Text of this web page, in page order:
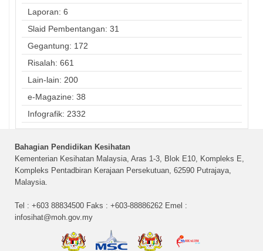
Laporan: 6
Slaid Pembentangan: 31
Gegantung: 172
Risalah: 661
Lain-lain: 200
e-Magazine: 38
Infografik: 2332
Bahagian Pendidikan Kesihatan
Kementerian Kesihatan Malaysia, Aras 1-3, Blok E10, Kompleks E,
Kompleks Pentadbiran Kerajaan Persekutuan, 62590 Putrajaya,
Malaysia.
Tel : +603 88834500 Faks : +603-88886262 Emel :
infosihat@moh.gov.my